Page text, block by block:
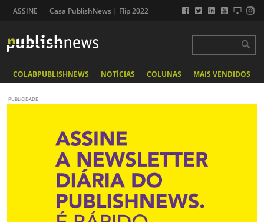
ASSINE Casa PublishNews | Flip 2022
COLABPUBLISHNEWS NOTÍCIAS COLUNAS MAIS VENDIDOS
PUBLICIDADE